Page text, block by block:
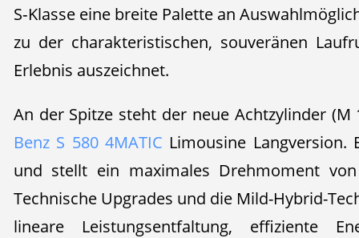
S‑Klasse eine breite Palette an
zu der charakteristischen, souveränen
Erlebnis auszeichnet.
An der Spitze steht der neue Achtzylinder
Benz S 580 4MATIC Limousine Langversion.
und stellt ein maximales Drehmoment
Technische Upgrades und die Mild-Hybrid-
lineare Leistungsentfaltung, effiziente